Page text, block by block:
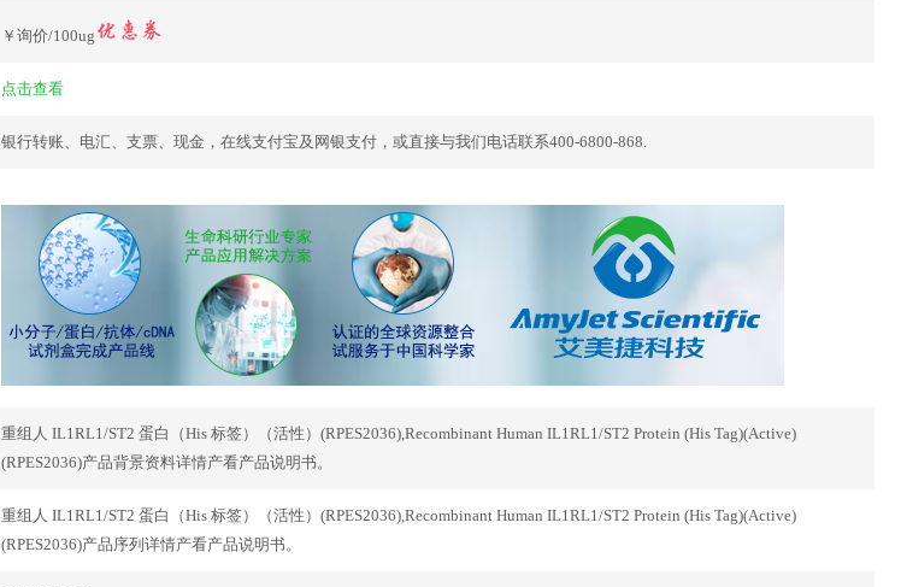
￥询价/100ug
点击查看
银行转账、电汇、支票、现金，在线支付宝及网银支付，或直接与我们电话联系400-6800-868.
重组人 IL1RL1/ST2 蛋白（His 标签）（活性）(RPES2036),Recombinant Human IL1RL1/ST2 Protein (His Tag)(Active)
(RPES2036)产品背景资料详情产看产品说明书。
重组人 IL1RL1/ST2 蛋白（His 标签）（活性）(RPES2036),Recombinant Human IL1RL1/ST2 Protein (His Tag)(Active)
(RPES2036)产品序列详情产看产品说明书。